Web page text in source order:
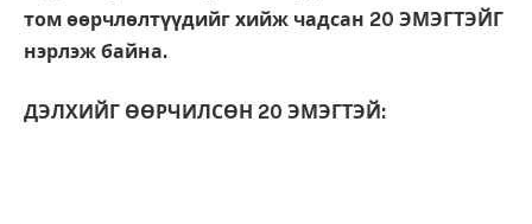
том өөрчлөлтүүдийг хийж чадсан 20 ЭМЭГТЭЙГ
нэрлэж байна.
ДЭЛХИЙГ ӨӨРЧИЛСӨН 20 ЭМЭГТЭЙ: